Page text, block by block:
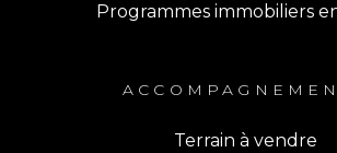
Programmes immobiliers
Terrain à vendre